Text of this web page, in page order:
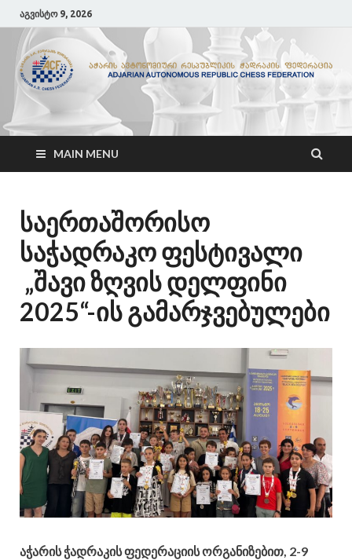
აგვისტო 9, 2026
ACF
აჭარის ჭადრაკის ფედერაცია
MAIN MENU
საერთაშორისო
საჭადრაკო ფესტივალი
„შავი ზღვის დელფინი
2025“-ის გამარჯვებულები
აჭარის ჭადრაკის ფედერაციის ორგანიზებით, 2-9